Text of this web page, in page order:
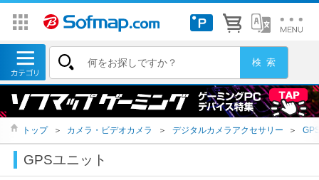
トップ ＞ カメラ・ビデオカメラ ＞ デジタルカメラアクセサリー ＞
GPSユニット